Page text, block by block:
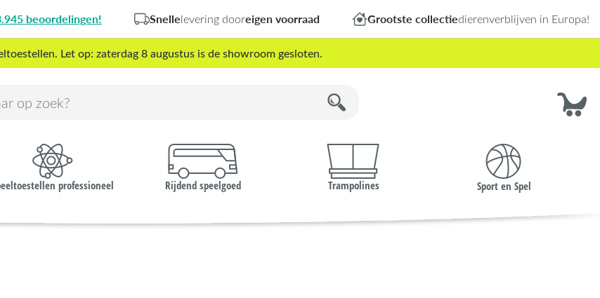
beoordelingen! Snellelevering dooreigen voorraad Grootste collectiedierenverblijven in Europa!
Let op: zaterdag 8 augustus is de showroom gesloten.
professioneel Rijdend speelgoed Trampolines Sport en Spel